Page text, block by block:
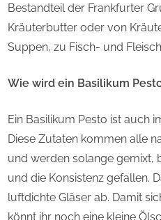
Bestandteil der Frankfurter
Kräuterbutter oder von
Suppen, zu Fisch- und
Wie wird ein Basilikum
Ein Basilikum Pesto ist auch
Diese Zutaten kommen alle
und werden solange gemixt,
und die Konsistenz gefallen.
luftdichte Gläser ab. Damit
könnt ihr noch eine kleine